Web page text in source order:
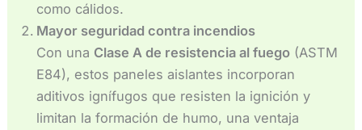
como cálidos.
Mayor seguridad contra incendios
Con una Clase A de resistencia al fuego (ASTM
E84), estos paneles aislantes incorporan
aditivos ignífugos que resisten la ignición y
limitan la formación de humo, una ventaja